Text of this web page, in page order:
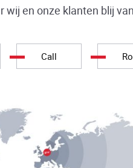
wij en onze klanten blij
Call